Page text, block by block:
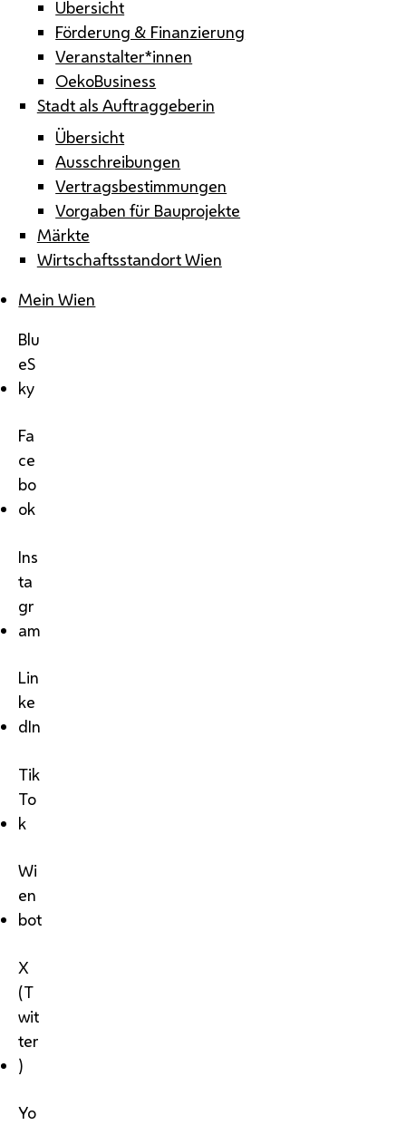
Übersicht
Förderung & Finanzierung
Veranstalter*innen
OekoBusiness
Stadt als Auftraggeberin
Übersicht
Ausschreibungen
Vertragsbestimmungen
Vorgaben für Bauprojekte
Märkte
Wirtschaftsstandort Wien
Mein Wien
Blu
eS
ky
Fa
ce
bo
ok
Ins
ta
gr
am
Lin
ke
dIn
Tik
To
k
Wi
en
bot
X
(T
wit
ter
)
Yo